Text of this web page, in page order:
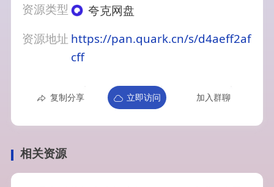
资源类型
夸克网盘
资源地址 https://pan.quark.cn/s/d4aeff2af
cff
复制分享 立即访问 加入群聊
相关资源